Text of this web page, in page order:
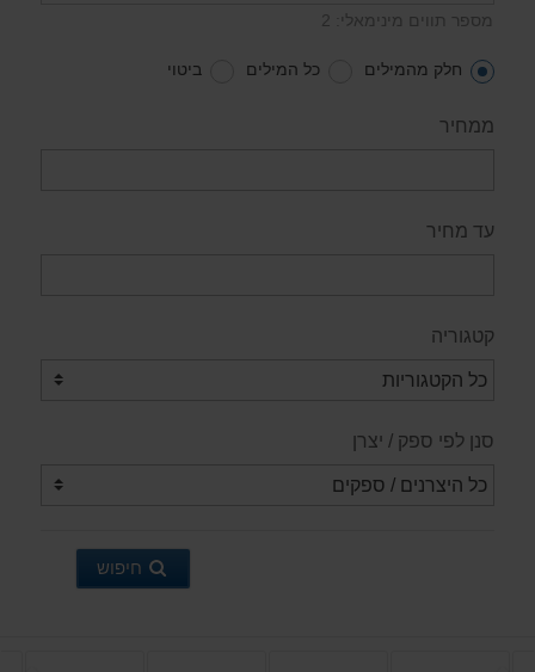
מספר תווים מינימאלי: 2
חלק מהמילים כל המילים ביטוי
ממחיר
עד מחיר
קטגוריה
סנן לפי ספק / יצרן
חיפוש